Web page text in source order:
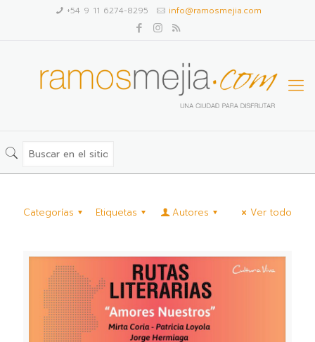
+54 9 11 6274-8295 info@ramosmejia.com
Categorías Etiquetas Autores Ver todo